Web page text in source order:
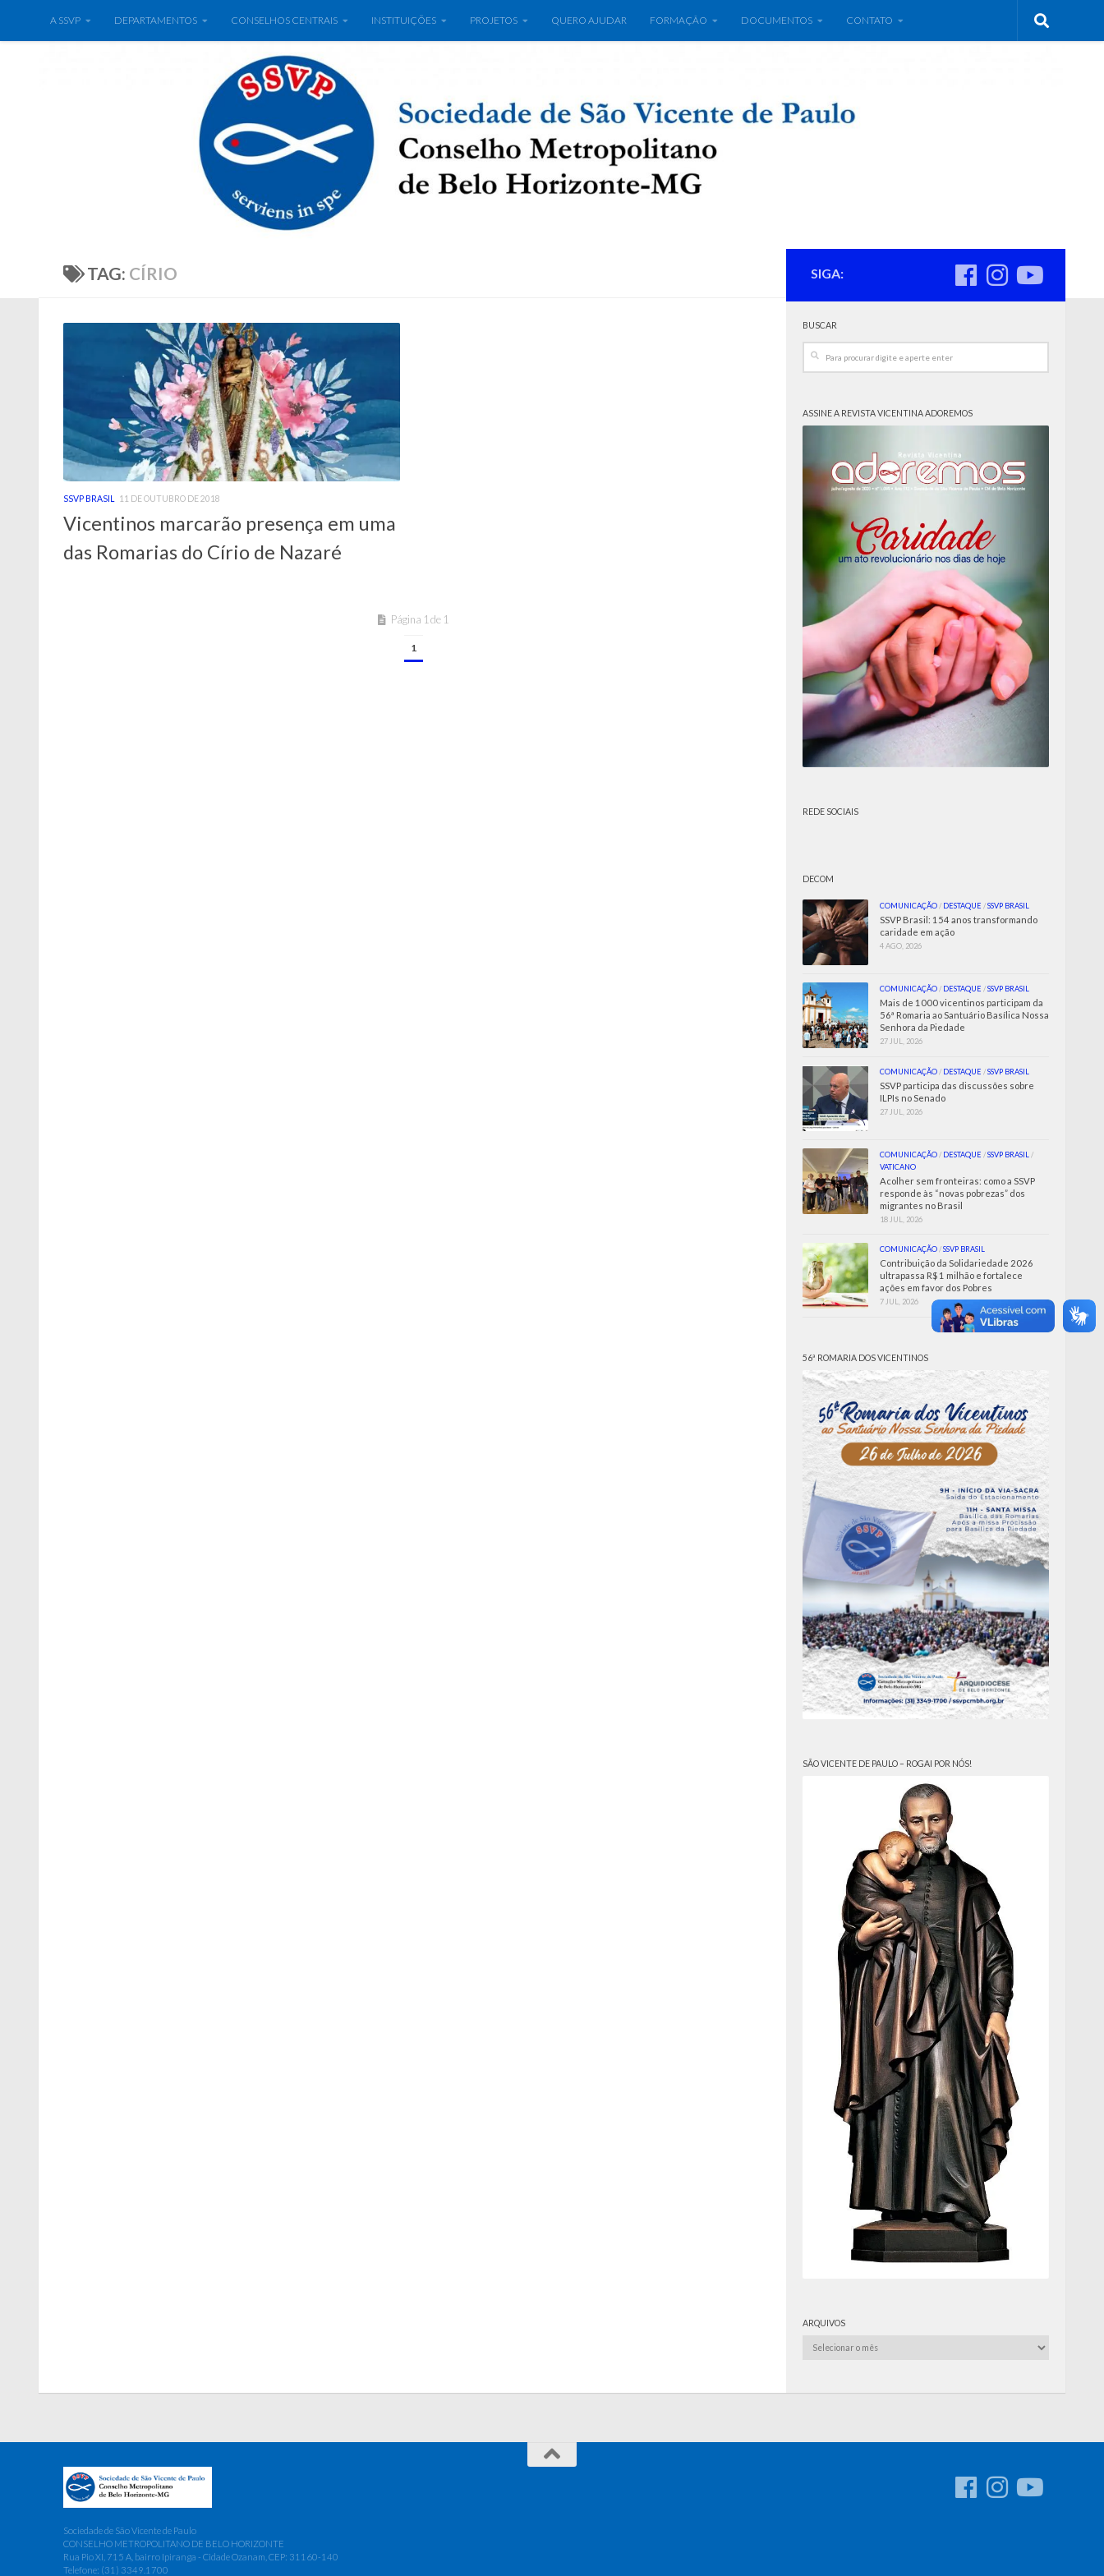
A SSVP DEPARTAMENTOS CONSELHOS CENTRAIS INSTITUIÇÕES PROJETOS QUERO AJUDAR FORMAÇÃO DOCUMENTOS CONTATO
TAG: CÍRIO
SSVP BRASIL 11 DE OUTUBRO DE 2018
Vicentinos marcarão presença em uma
das Romarias do Círio de Nazaré
Página 1 de 1
1
SIGA:
BUSCAR
ASSINE A REVISTA VICENTINA ADOREMOS
REDE SOCIAIS
DECOM
COMUNICAÇÃO/ DESTAQUE /SSVP BRASIL
SSVP Brasil: 154 anos transformando
caridade em ação
4 AGO, 2026
COMUNICAÇÃO/ DESTAQUE /SSVP BRASIL
Mais de 1000 vicentinos participam da
56ª Romaria ao Santuário Basílica Nossa
Senhora da Piedade
27 JUL, 2026
COMUNICAÇÃO/ DESTAQUE /SSVP BRASIL
SSVP participa das discussões sobre
ILPIs no Senado
27 JUL, 2026
COMUNICAÇÃO/ DESTAQUE /SSVP BRASIL/
VATICANO
Acolher sem fronteiras: como a SSVP
responde às “novas pobrezas” dos
migrantes no Brasil
18 JUL, 2026
COMUNICAÇÃO/SSVP BRASIL
Contribuição da Solidariedade 2026
ultrapassa R$ 1 milhão e fortalece
ações em favor dos Pobres
7 JUL, 2026
56ª ROMARIA DOS VICENTINOS
SÃO VICENTE DE PAULO – ROGAI POR NÓS!
ARQUIVOS
Arquivos
Sociedade de São Vicente de Paulo
CONSELHO METROPOLITANO DE BELO HORIZONTE
Rua Pio XI, 715 A, bairro Ipiranga - Cidade Ozanam, CEP: 31160-140
Telefone: (31) 3349.1700